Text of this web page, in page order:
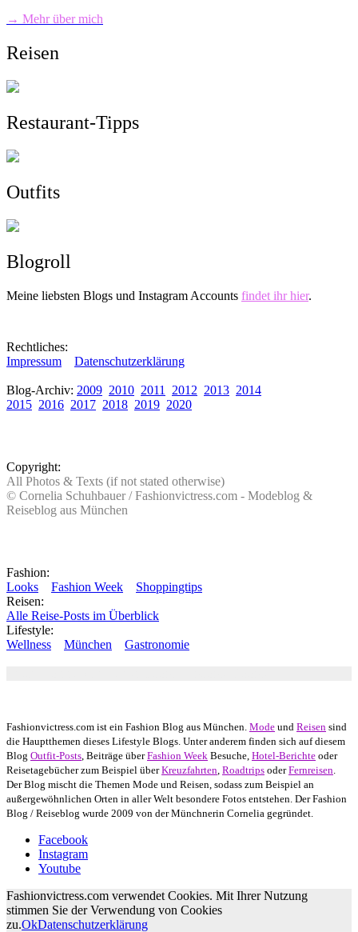
→ Mehr über mich
Reisen
Restaurant-Tipps
Outfits
Blogroll
Meine liebsten Blogs und Instagram Accounts findet ihr hier.
Rechtliches:
Impressum
Datenschutzerklärung
Blog-Archiv: 2009 2010 2011 2012 2013 2014
2015 2016 2017 2018 2019 2020
Copyright:
All Photos & Texts (if not stated otherwise)
© Cornelia Schuhbauer / Fashionvictress.com - Modeblog &
Reiseblog aus München
Fashion:
Looks
Fashion Week
Shoppingtips
Reisen:
Alle Reise-Posts im Überblick
Lifestyle:
Wellness
München Gastronomie
Fashionvictress.com ist ein Fashion Blog aus München. Mode und Reisen sind
die Hauptthemen dieses Lifestyle Blogs. Unter anderem finden sich auf diesem
Blog Outfit-Posts , Beiträge überFashion Week Besuche, Hotel-Berichte oder
Reisetagebücher zum Beispiel überKreuzfahrten Roadtrips oderFernreisen
Der Blog mischt die Themen Mode und Reisen, sodass zum Beispiel an
außergewöhnlichen Orten in aller Welt besondere Fotos entstehen. Der Fashion
Blog / Reiseblog wurde 2009 von der Münchnerin Cornelia gegründet.
Facebook
Instagram
Youtube
Fashionvictress.com verwendet Cookies. Mit Ihrer Nutzung
stimmen Sie der Verwendung von Cookies
zu.OkDatenschutzerklärung